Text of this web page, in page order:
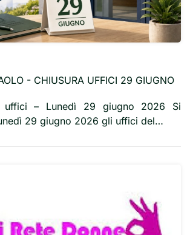
- CHIUSURA UFFICI 29 GIUGNO
uffici – Lunedì 29 giugno 2026 Si
29 giugno 2026 gli uffici del…